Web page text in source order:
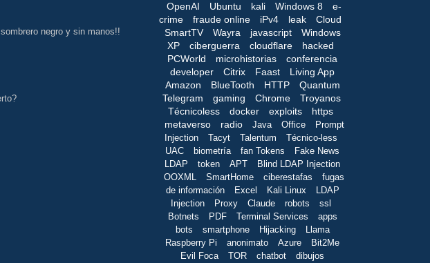
negro y sin manos!!
OpenAI
Ubuntu kali Windows 8
e-
crime
fraude online iPv4 leak
Cloud
SmartTV
Wayra javascript
Windows
XP
ciberguerra cloudflare
hacked
PCWorld
microhistorias
conferencia
developer
Citrix Faast
Living App
Amazon
BlueTooth HTTP
Quantum
Telegram
gaming Chrome
Troyanos
Técnicoless
docker exploits
https
metaverso
radio Java Office
Prompt
Injection
Tacyt Talentum
Técnico-less
UAC
biometría fan Tokens
Fake News
LDAP
token APT
Blind LDAP Injection
OOXML
SmartHome ciberestafas
fugas
de información
Excel Kali Linux
LDAP
Injection
Proxy Claude robots
ssl
Botnets
PDF Terminal Services
apps
bots
smartphone Hijacking
Llama
Raspberry Pi
anonimato Azure
Bit2Me
Evil Foca
TOR chatbot
dibujos